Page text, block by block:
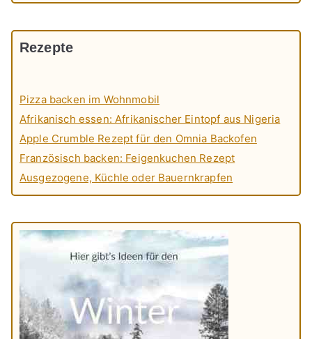
Rezepte
Pizza backen im Wohnmobil
Afrikanisch essen: Afrikanischer Eintopf aus Nigeria
Apple Crumble Rezept für den Omnia Backofen
Französisch backen: Feigenkuchen Rezept
Ausgezogene, Küchle oder Bauernkrapfen